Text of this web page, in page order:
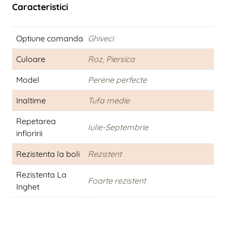
Caracteristici
Optiune comanda Ghiveci
Culoare Roz, Piersica
Model Perene perfecte
Inaltime Tufa medie
Repetarea
infloririi
Iulie-Septembrie
Rezistenta la boli Rezistent
Rezistenta La
Inghet
Foarte rezistent